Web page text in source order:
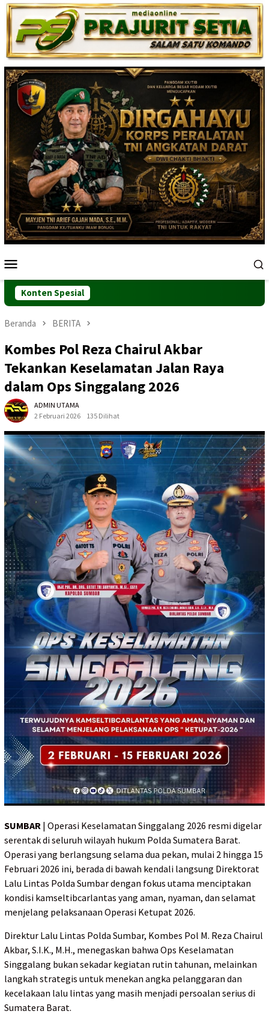
Loncat
ke
konten
Mobile
Konten Spesial
Beranda BERITA
Kombes Pol Reza Chairul Akbar
Tekankan Keselamatan Jalan Raya
dalam Ops Singgalang 2026
ADMIN UTAMA
2 Februari 2026
135 Dilihat
SUMBAR | Operasi Keselamatan Singgalang 2026 resmi digelar
serentak di seluruh wilayah hukum Polda Sumatera Barat.
Operasi yang berlangsung selama dua pekan, mulai 2 hingga 15
Februari 2026 ini, berada di bawah kendali langsung Direktorat
Lalu Lintas Polda Sumbar dengan fokus utama menciptakan
kondisi kamseltibcarlantas yang aman, nyaman, dan selamat
menjelang pelaksanaan Operasi Ketupat 2026.
Direktur Lalu Lintas Polda Sumbar, Kombes Pol M. Reza Chairul
Akbar, S.I.K., M.H., menegaskan bahwa Ops Keselamatan
Singgalang bukan sekadar kegiatan rutin tahunan, melainkan
langkah strategis untuk menekan angka pelanggaran dan
kecelakaan lalu lintas yang masih menjadi persoalan serius di
Sumatera Barat.